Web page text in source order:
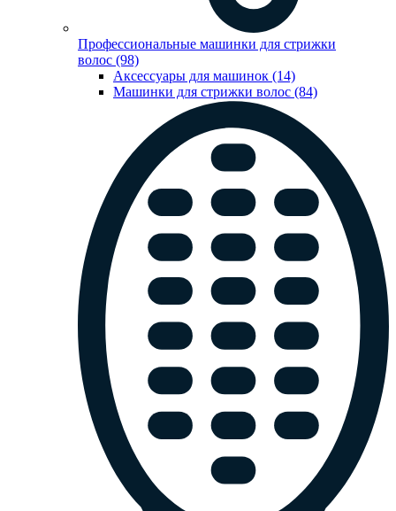
Профессиональные машинки для стрижки
волос (98)
Аксессуары для машинок (14)
Машинки для стрижки волос (84)